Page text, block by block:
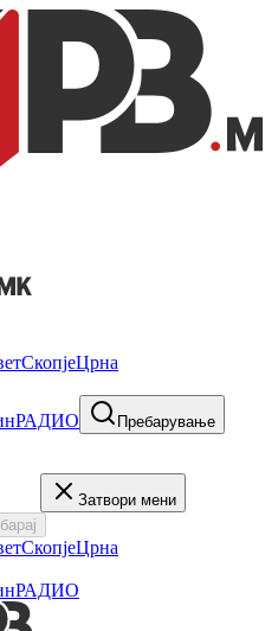
СкопјеЦрна
РАДИО Пребарување
Затвори мени
СкопјеЦрна
РАДИО